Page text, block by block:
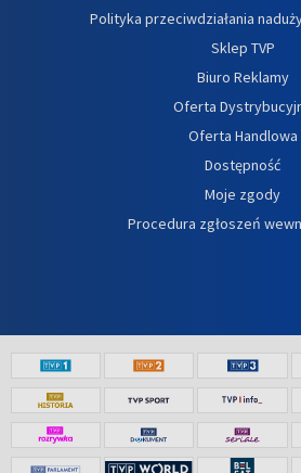
Polityka przeciwdziałania
Sklep TVP
Biuro Reklamy
Oferta
Oferta Handlowa
Dostępność
Moje zgody
Procedura zgłoszeń